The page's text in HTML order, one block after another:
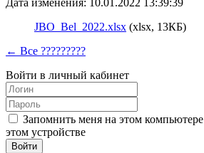
Дата изменения: 10.01.2022 13:39:39
JBO_Bel_2022.xlsx (xlsx, 13КБ)
← Все ?????????
Войти в личный кабинет
Запомнить меня на этом компьютере
этом устройстве